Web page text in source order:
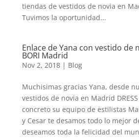
tiendas de vestidos de novia en
Tuvimos la oportunidad...
Enlace de Yana con vestido de
BORI Madrid
Nov 2, 2018| Blog
Muchisimas gracias Yana, desde
vestidos de novia en Madrid DRESS
concreto su equipo de estilistas
y Cesar te desamos todo lo mejor
deseamos toda la felicidad del